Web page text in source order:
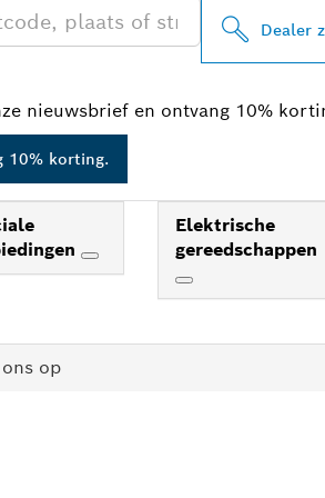
Dealer
nieuwsbrief en ontvang 10%
10% korting.
Elektrische
gereedschappen
op